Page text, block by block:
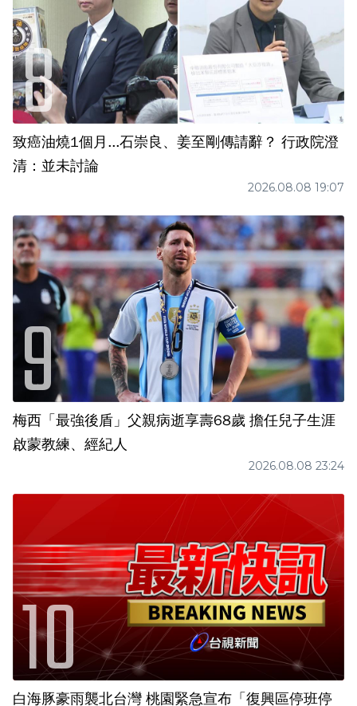
致癌油燒1個月...石崇良、姜至剛傳請辭？ 行政院澄
清：並未討論
2026.08.08 19:07
梅西「最強後盾」父親病逝享壽68歲 擔任兒子生涯
啟蒙教練、經紀人
2026.08.08 23:24
白海豚豪雨襲北台灣 桃園緊急宣布「復興區停班停